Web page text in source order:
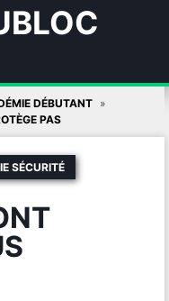
DÉBUTANT
PAS
SÉCURITÉ